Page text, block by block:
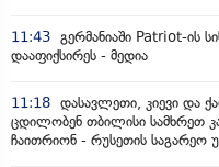
11:43 გერმანიაში Patriot-ის
დააფიქსირეს - მედია
11:18 დასავლეთი, კიევი და
ცდილობენ თბილისი სამხრეთ
ჩაითრიონ - რუსეთის საგარეო